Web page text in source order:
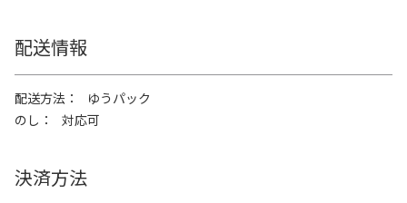
配送情報
配送方法
ゆうパック
のし
対応可
決済方法